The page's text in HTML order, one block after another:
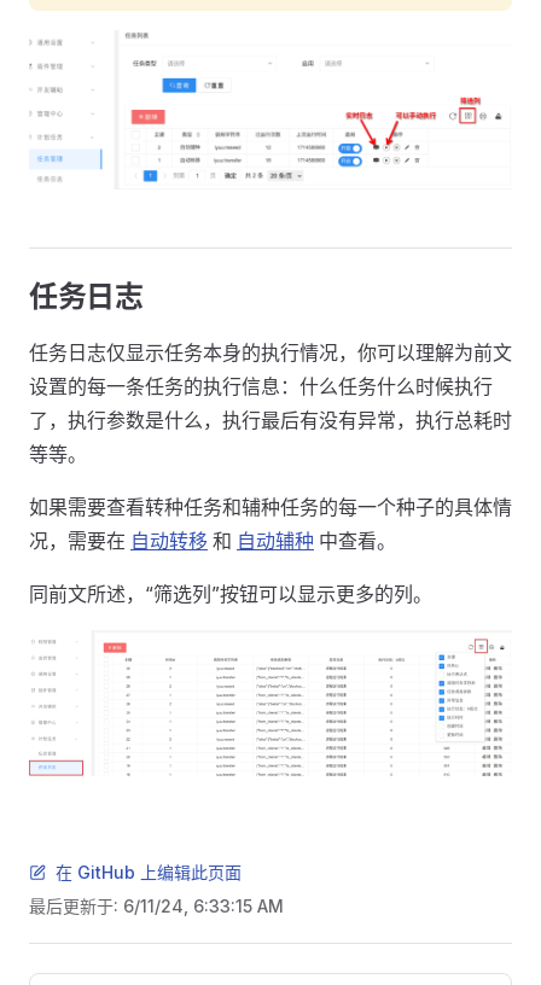
任务日志
任务日志仅显示任务本身的执行情况，你可以理解为前文
设置的每一条任务的执行信息：什么任务什么时候执行
了，执行参数是什么，执行最后有没有异常，执行总耗时
等等。
如果需要查看转种任务和辅种任务的每一个种子的具体情
况，需要在 自动转移 和 自动辅种 中查看。
同前文所述，“筛选列”按钮可以显示更多的列。
在 GitHub 上编辑此页面
最后更新于: 6/11/24, 6:33:15 AM